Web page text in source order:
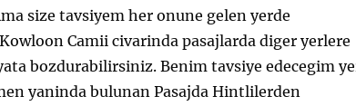
size tavsiyem her onune gelen yerde
Camii civarinda pasajlarda diger yerlere
bozdurabilirsiniz. Benim tavsiye edecegim
yaninda bulunan Pasajda Hintlilerden